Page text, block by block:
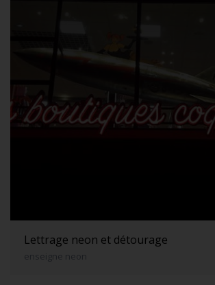
Lettrage neon et détourage
enseigne neon